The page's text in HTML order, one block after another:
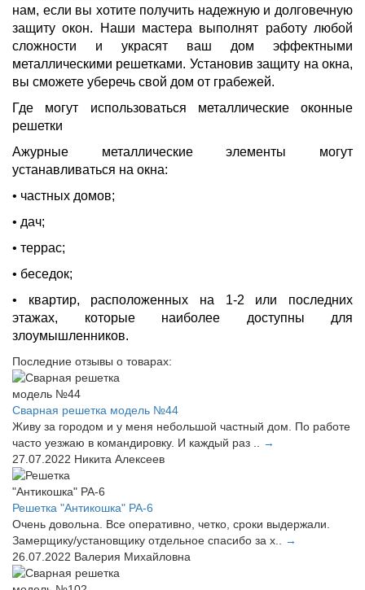
нам, если вы хотите получить надежную и долговечную
защиту окон. Наши мастера выполнят работу любой
сложности и украсят ваш дом эффектными
металлическими решетками. Установив защиту на окна,
вы сможете уберечь свой дом от грабежей.
Где могут использоваться металлические оконные
решетки
Ажурные металлические элементы могут
устанавливаться на окна:
• частных домов;
• дач;
• террас;
• беседок;
• квартир, расположенных на 1-2 или последних
этажах, которые наиболее доступны для
злоумышленников.
Последние отзывы о товарах:
Сварная решетка модель №44
Живу за городом и у меня небольшой частный дом. По работе
часто уезжаю в командировку. И каждый раз ..
→
27.07.2022 Никита Алексеев
Решетка "Антикошка" РА-6
Очень довольна. Все оперативно, четко, сроки выдержали.
Замерщику/установщику отдельное спасибо за х..
→
26.07.2022 Валерия Михайловна